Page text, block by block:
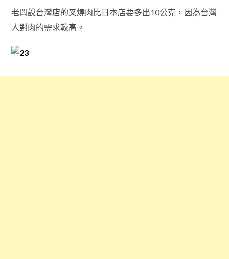
老闆說台灣店的叉燒肉比日本店要多出10公克，因為台灣
人對肉的需求較高。